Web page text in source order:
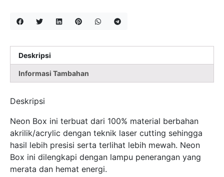
Deskripsi
Informasi Tambahan
Deskripsi
Neon Box ini terbuat dari 100% material berbahan
akrilik/acrylic dengan teknik laser cutting sehingga
hasil lebih presisi serta terlihat lebih mewah. Neon
Box ini dilengkapi dengan lampu penerangan yang
merata dan hemat energi.